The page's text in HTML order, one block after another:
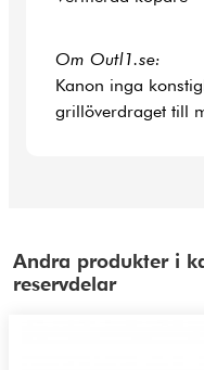
Om Outl1.se:
Kanon inga
grillöverdraget till
Andra produkter i
reservdelar